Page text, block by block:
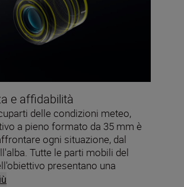
e affidabilità
delle condizioni meteo,
a pieno formato da 35 mm è
ogni situazione, dal
Tutte le parti mobili del
presentano una
per impedire l'ingresso di